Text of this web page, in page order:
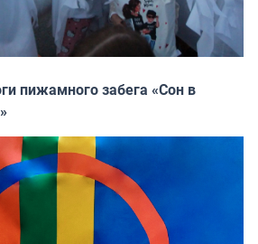
пижамного забега «Сон в